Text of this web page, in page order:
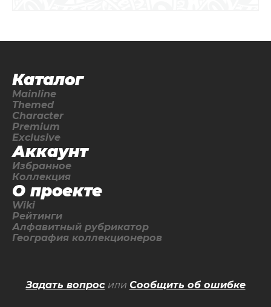
Каталог
Mainline
Themed
Character
Premium
Exclusive
Аккаунт
Избранное
Коллекция
О проекте
Wiki
Рейтинги
Алфавитный рубрикатор
География коллекционеров
Задать вопросили Сообщить об ошибке